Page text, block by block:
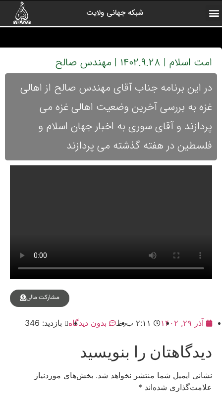
شبکه جهانی ولایت
امت اسلام | ۱۴۰۲.۹.۲۸ | مهندس صالح
در این برنامه جناب آقای مهندس صالح از اهالی
غزه به بررسی آخرین وضعیت اهالی غزه می
پردازند و آقای سوری به اخبار جهان اسلام و
فلسطین در هفته گذشته می پردازند
مشارکت مالی
آذر ۲۹, ۱۴۰۲ ۲:۱۱ ب٫ظ بدون دیدگاه بازدید: 346
دیدگاهتان را بنویسید
نشانی ایمیل شما منتشر نخواهد شد. بخش‌های موردنیاز
علامت‌گذاری شده‌اند *